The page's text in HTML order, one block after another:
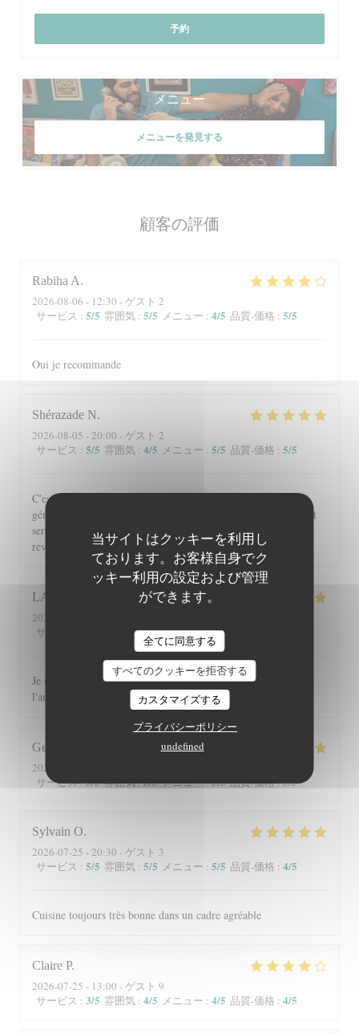
当サイトはクッキーを利用し
ております。お客様自身でク
ッキー利用の設定および管理
ができます。
全てに同意する
すべてのクッキーを拒否する
カスタマイズする
プライバシーポリシー
undefined
顧客の評価
Rabiha A
2026-08-06 - 12:30 - ゲスト 2
サービス : 5/5 雰囲気 : 5/5 メニュー : 4/5 品質-価格 : 5/5
Oui je recommande
Shérazade N
2026-08-05 - 20:00 - ゲスト 2
サービス : 5/5 雰囲気 : 4/5 メニュー : 5/5 品質-価格 : 5/5
C'est toujours un régal de venir à Beyit Jedo les assiettes sont
généreuses et on y mange vraiment bien. Merci aux serveurs et
serveuses un accueil chaleureux. Comme d'habitude j'y
reviendrai 😉
LAURENCE
2026-08-04
サービス
雰囲気:5/5 メニュー:5/5
Je recommande ce restaurant tant pour les plats que pour
l'ambiance chaleureuse et le cadre
George
2026-07-30
サービス:5/5 雰囲気:5/5 メニュー:5/5 品質-価格:5/5
Sylvain O
2026-07-25 - 20:30 - ゲスト 3
サービス : 5/5 雰囲気 : 5/5 メニュー : 5/5 品質-価格 : 4/5
Cuisine toujours très bonne dans un cadre agréable
Claire P
2026-07-25 - 13:00 - ゲスト 9
サービス : 3/5 雰囲気 : 4/5 メニュー : 4/5 品質-価格 : 4/5
予約
メニュー
メニューを発見する